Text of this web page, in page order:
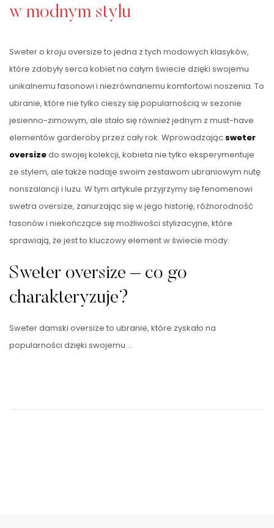
w modnym stylu
Sweter o kroju oversize to jedna z tych modowych klasyków,
które zdobyły serca kobiet na całym świecie dzięki swojemu
unikalnemu fasonowi i niezrównanemu komfortowi noszenia. To
ubranie, które nie tylko cieszy się popularnością w sezonie
jesienno-zimowym, ale stało się również jednym z must-have
elementów garderoby przez cały rok. Wprowadzając sweter
oversizedo swojej kolekcji, kobieta nie tylko eksperymentuje
ze stylem, ale także nadaje swoim zestawom ubraniowym nutę
nonszalancji i luzu. W tym artykule przyjrzymy się fenomenowi
swetra oversize, zanurzając się w jego historię, różnorodność
fasonów i niekończące się możliwości stylizacyjne, które
sprawiają, że jest to kluczowy element w świecie mody.
Sweter oversize – co go
charakteryzuje?
Sweter damski oversize to ubranie, które zyskało na
popularności dzięki swojemu …